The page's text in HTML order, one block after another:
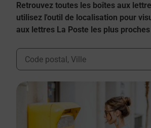
Retrouvez toutes les boîtes aux
utilisez l'outil de localisation pour
aux lettres La Poste les plus
Ville, Département, Code Postal